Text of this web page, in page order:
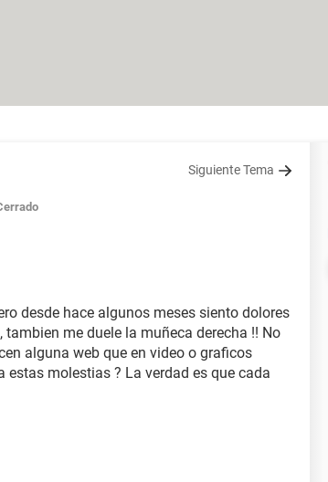
Siguiente Tema
desde hace algunos meses siento dolores
me duele la muñeca derecha !! No
alguna web que en video o graficos
molestias ? La verdad es que cada